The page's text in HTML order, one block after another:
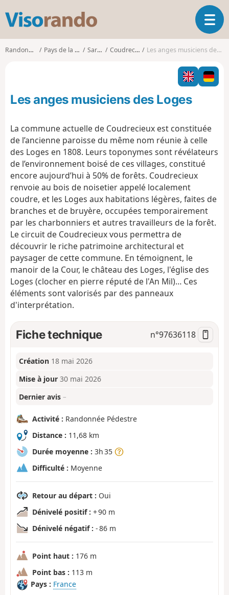
s
o
o
O
u
v
i
r
l
v
g
o
Randonnées Pays de la Loire Sarthe Coudrecieux Les anges musiciens des Loges
Les anges musiciens des Loges
La commune actuelle de Coudrecieux est constituée
de l’ancienne paroisse du même nom réunie à celle
des Loges en 1808. Leurs toponymes sont révélateurs
de l’environnement boisé de ces villages, constitué
encore aujourd’hui à 50% de forêts. Coudrecieux
renvoie au bois de noisetier appelé localement
coudre, et les Loges aux habitations légères, faites de
branches et de bruyère, occupées temporairement
par les charbonniers et autres travailleurs de la forêt.
Le circuit de Coudrecieux vous permettra de
découvrir le riche patrimoine architectural et
paysager de cette commune. En témoignent, le
manoir de la Cour, le château des Loges, l'église des
Loges (clocher en pierre réputé de l'An Mil)… Ces
éléments sont valorisés par des panneaux
d'interprétation.
Fiche technique n°97636118
Création 18 mai 2026
Mise à jour 30 mai 2026
Dernier avis –
Activité : Randonnée Pédestre
Distance : 11,68 km
Durée moyenne : 3h 35
Difficulté : Moyenne
Retour au départ : Oui
Dénivelé positif : + 90 m
Dénivelé négatif : - 86 m
Point haut : 176 m
Point bas : 113 m
Pays : France